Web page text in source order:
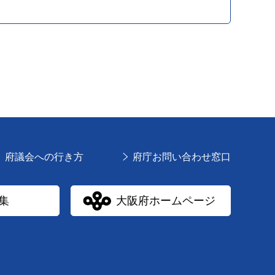
府議会への行き方 府庁お問い合わせ窓口
大阪府ホームページ